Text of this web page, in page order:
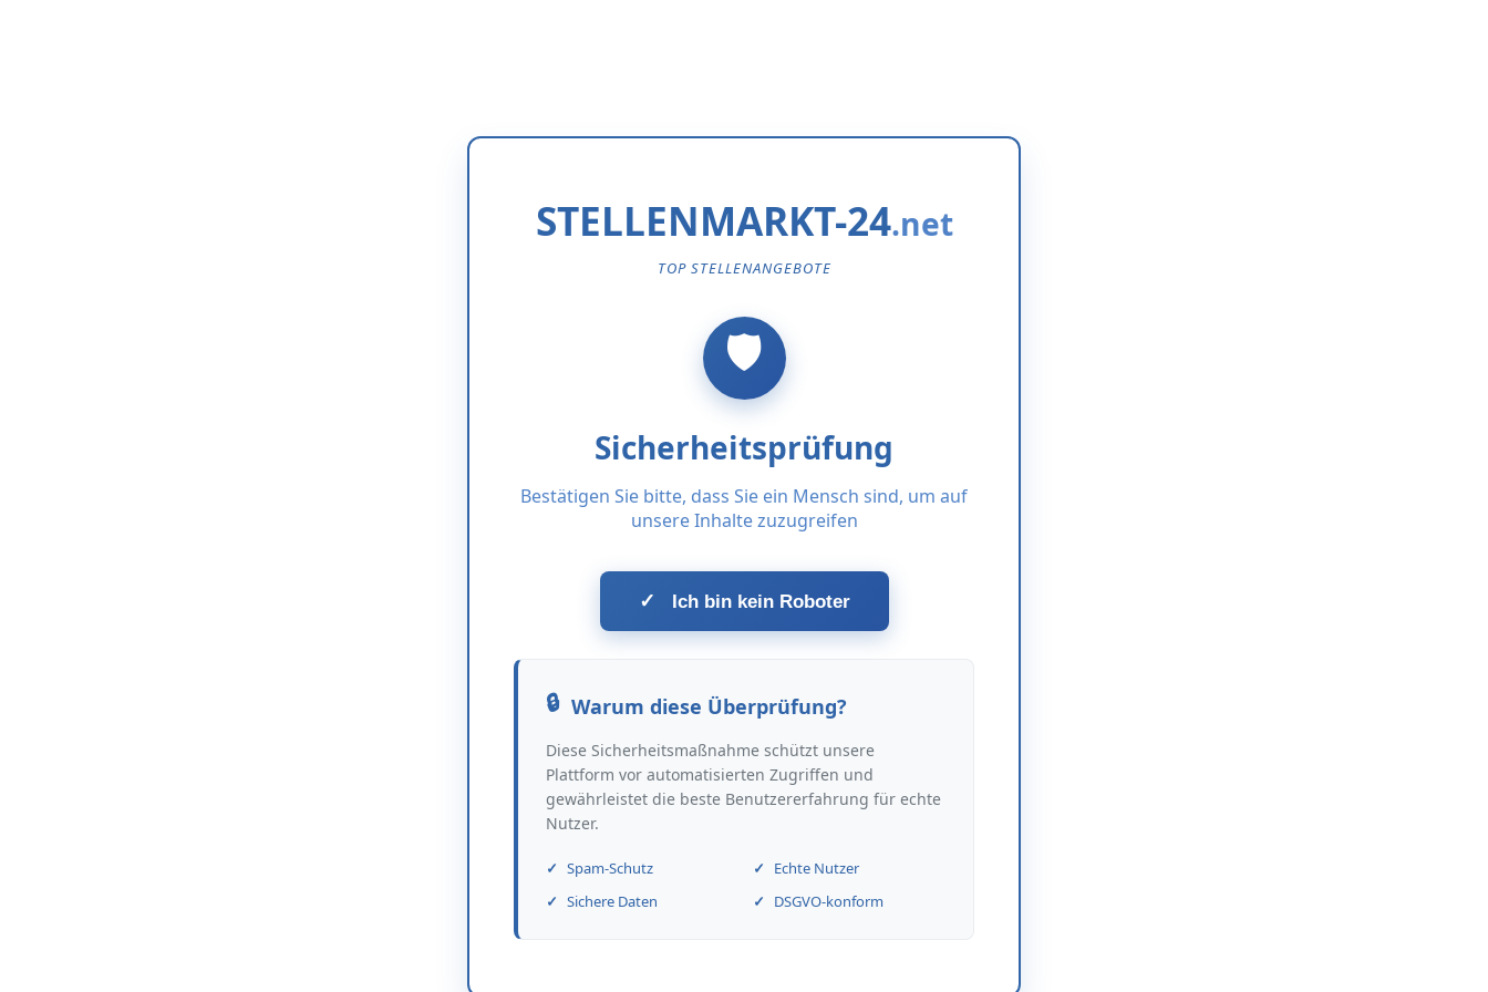
STELLENMARKT-24
TOP STELLENANGEBOTE
Sicherheitsprüfung
Bestätigen Sie bitte, dass Sie ein Mensch sind, um auf
unsere Inhalte zuzugreifen
✓ Ich bin kein Roboter
Warum diese Überprüfung?
Diese Sicherheitsmaßnahme schützt unsere
Plattform vor automatisierten Zugriffen und
gewährleistet die beste Benutzererfahrung für echte
Nutzer.
Spam-Schutz
Echte Nutzer
Sichere Daten
DSGVO-konform